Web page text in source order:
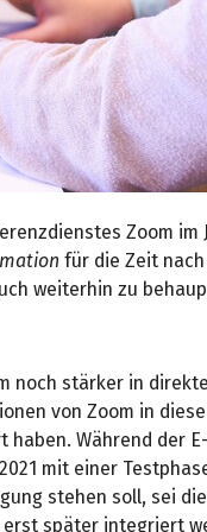
Zoom im
für die Zeit
weiterhin zu
noch stärker in
von Zoom in
haben. Während der
mit einer
stehen soll, sei
später integriert